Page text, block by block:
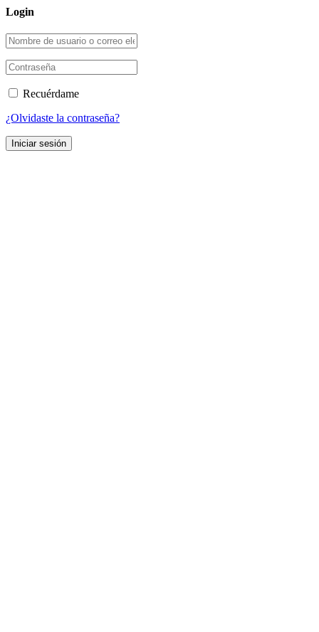
Login
Recuérdame
¿Olvidaste la contraseña?